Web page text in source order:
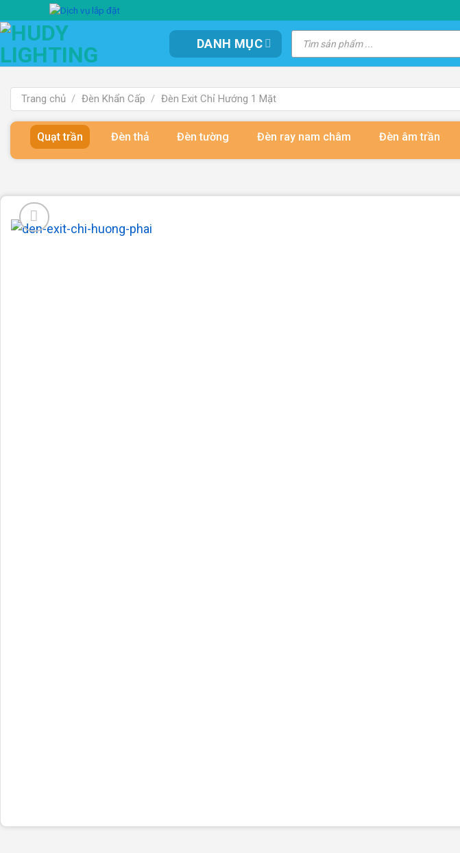
qua
nội
dung
DANH MỤC
Tìm
kiếm
sản
phẩm
Trang chủ / Đèn Khẩn Cấp / Đèn Exit Chỉ Hướng 1 Mặt
Quạt trần Đèn thả Đèn tường Đèn ray nam châm Đèn âm trần